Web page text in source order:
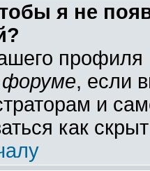
я не
форуме, если
и
как